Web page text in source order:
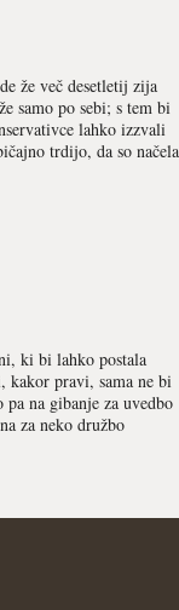
že več desetletij zija
samo po sebi; s tem bi
lahko izzvali
trdijo, da so načela
ki bi lahko postala
pravi, sama ne bi
pa na gibanje za uvedbo
za neko družbo